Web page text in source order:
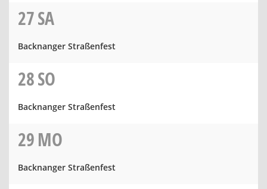
27SA
Backnanger Straßenfest
28SO
Backnanger Straßenfest
29MO
Backnanger Straßenfest